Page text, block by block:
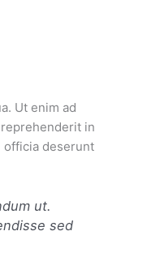
Ut enim ad
in
officia deserunt
ut.
sed